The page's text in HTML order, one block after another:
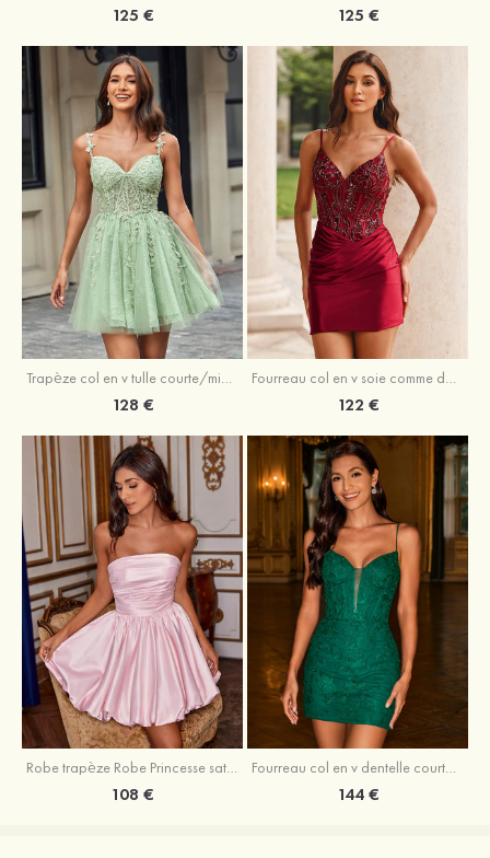
125 € 125 €
Trapèze col en v tulle courte/mini robe de fête de la rentrée avec perles
128 €
Fourreau col en v soie comme du satin courte/mini robe de fête de la rentrée avec paillettes
122 €
Robe trapèze Robe Princesse satin sans manches courte/mini robe de fête de la rentrée
108 €
Fourreau col en v dentelle courte/mini robe de fête de la rentré avec perles
144 €